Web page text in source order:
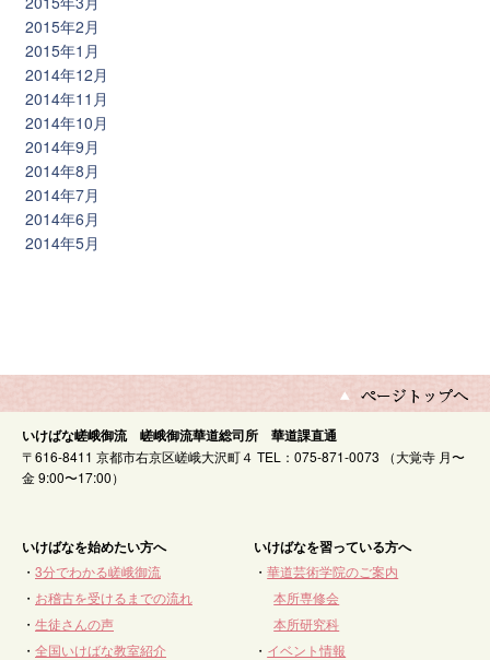
2015年2月
2015年1月
2014年12月
2014年11月
2014年10月
2014年9月
2014年8月
2014年7月
2014年6月
2014年5月
いけばな嵯峨御流 嵯峨御流華道総司所 華道課直通
〒616-8411 京都市右京区嵯峨大沢町４ TEL：075-871-0073 （大覚寺 月〜
金 9:00〜17:00）
いけばなを始めたい方へ
・ 3分でわかる嵯峨御流
・ お稽古を受けるまでの流れ
・ 生徒さんの声
・ 全国いけばな教室紹介
いけばなを習っている方へ
・華道芸術学院のご案内
本所専修会
本所研究科
・ イベント情報